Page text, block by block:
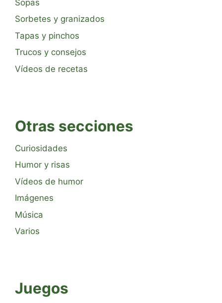
Sopas
Sorbetes y granizados
Tapas y pinchos
Trucos y consejos
Vídeos de recetas
Otras secciones
Curiosidades
Humor y risas
Vídeos de humor
Imágenes
Música
Varios
Juegos